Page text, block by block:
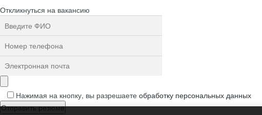
Откликнуться на вакансию
Нажимая на кнопку, вы разрешаете обработку персональных данных